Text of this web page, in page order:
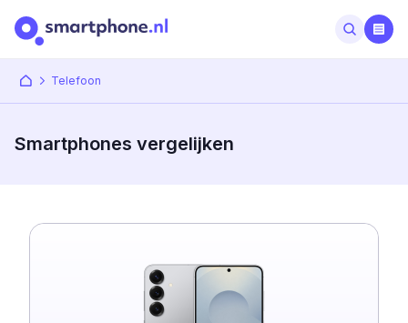
Telefoon
Smartphones vergelijken